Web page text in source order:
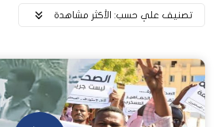
تصنيف علي حسب: اﻷكثر مشاهدة